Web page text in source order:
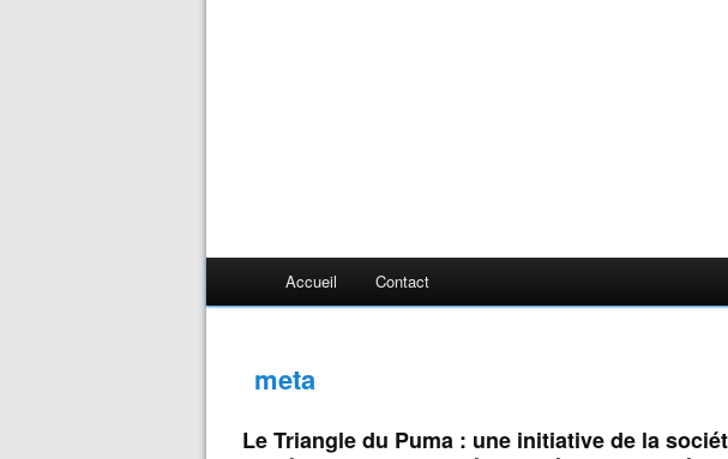
Accueil Contact
meta
Le Triangle du Puma : une initiative de la